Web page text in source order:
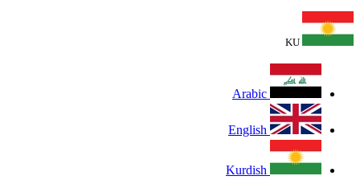
KU
Arabic
English
Kurdish